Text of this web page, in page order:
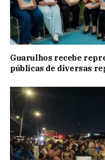
Guarulhos recebe
públicas de diversas